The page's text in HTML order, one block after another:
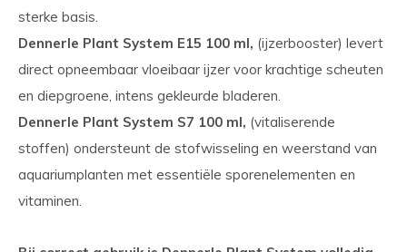
sterke basis.
Dennerle Plant System E15 100 ml, (ijzerbooster) levert
direct opneembaar vloeibaar ijzer voor krachtige scheuten
en diepgroene, intens gekleurde bladeren.
Dennerle Plant System S7 100 ml, (vitaliserende
stoffen) ondersteunt de stofwisseling en weerstand van
aquariumplanten met essentiële sporenelementen en
vitaminen.